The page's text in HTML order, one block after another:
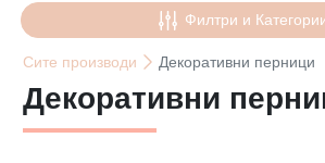
Филтри и
Сите производи Декоративни перници
Декоративни